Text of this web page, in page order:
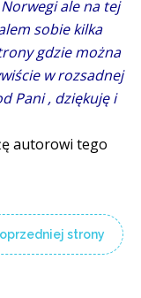
ale na tej
sobie kilka
gdzie można
w rozsadnej
Pani , dziękuję i
autorowi tego
strony